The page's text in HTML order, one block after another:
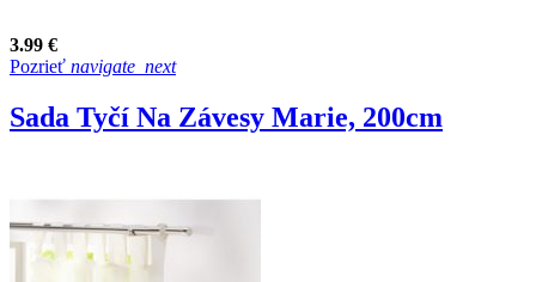
3.99 €
Pozrieť navigate_next
Sada Tyčí Na Závesy Marie, 200cm